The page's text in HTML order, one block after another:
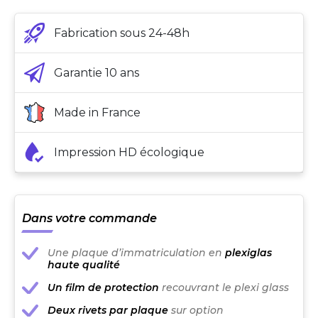
Fabrication sous 24-48h
Garantie 10 ans
Made in France
Impression HD écologique
Dans votre commande
Une plaque d’immatriculation en plexiglas
haute qualité
Un film de protection recouvrant le plexi glass
Deux rivets par plaque sur option